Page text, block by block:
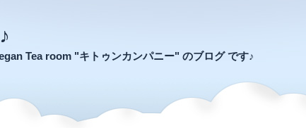
Tea room "キトゥンカンパニー" のブログ です♪